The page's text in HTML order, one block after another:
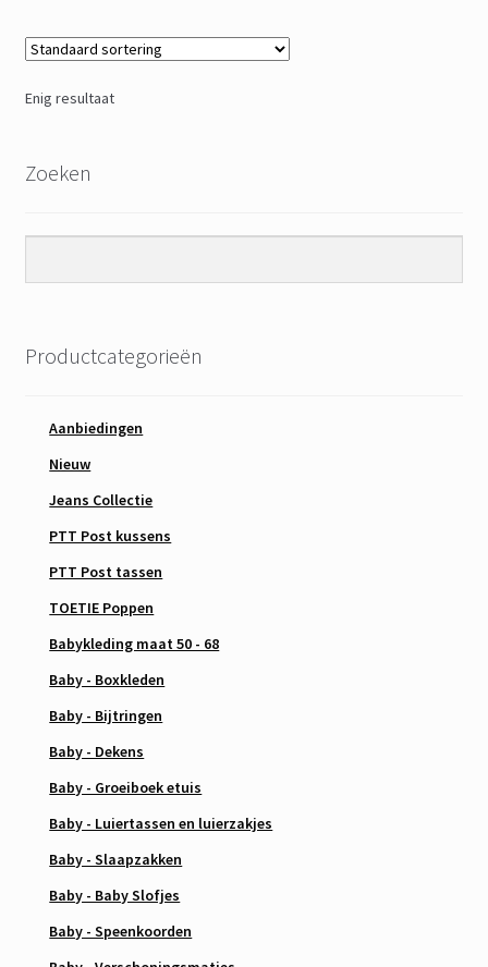
Enig resultaat
Zoeken
Productcategorieën
Aanbiedingen
Nieuw
Jeans Collectie
PTT Post kussens
PTT Post tassen
TOETIE Poppen
Babykleding maat 50 - 68
Baby - Boxkleden
Baby - Bijtringen
Baby - Dekens
Baby - Groeiboek etuis
Baby - Luiertassen en luierzakjes
Baby - Slaapzakken
Baby - Baby Slofjes
Baby - Speenkoorden